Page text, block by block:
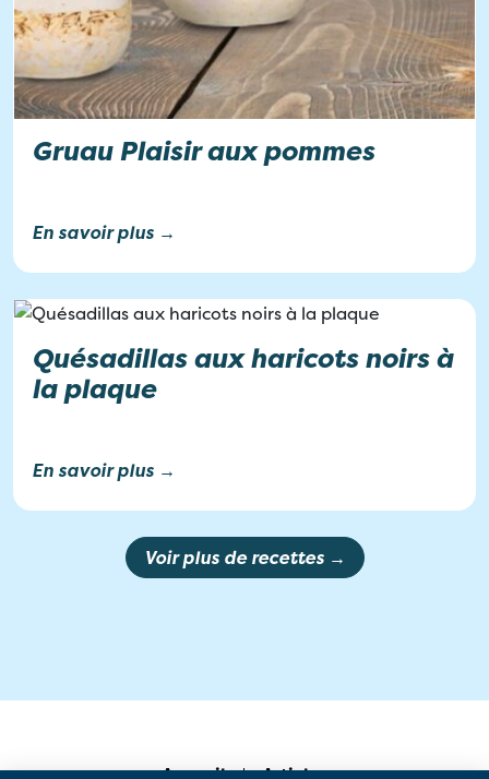
Gruau Plaisir aux pommes
En savoir plus →
Quésadillas aux haricots noirs à
la plaque
En savoir plus →
Voir plus de recettes →